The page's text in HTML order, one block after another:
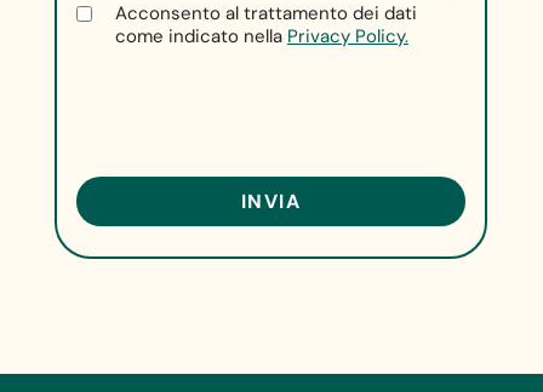
Acconsento al trattamento dei dati
come indicato nella Privacy Policy.